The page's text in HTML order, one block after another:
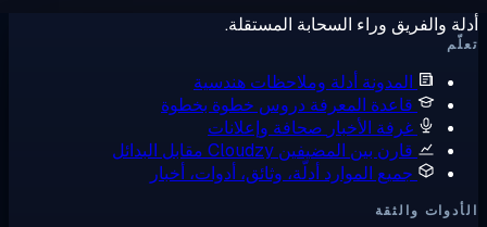
والفريق وراء السحابة المستقلة.
المدونةأدلة وملاحظات هندسية
قاعدة المعرفة دروس خطوة بخطوة
غرفة الأخبارصحافة وإعلانات
قارن بين المضيفينCloudzy مقابل البدائل
جميع الموارد أدلّة، وثائق، أدوات، أخبار
والثقة